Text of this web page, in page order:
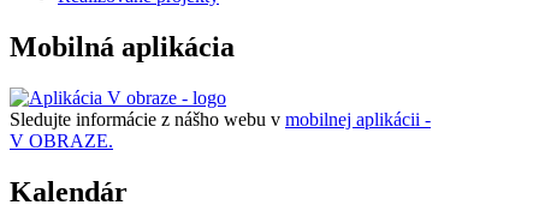
Mobilná aplikácia
Sledujte informácie z nášho webu v mobilnej aplikácii -
V OBRAZE.
Kalendár